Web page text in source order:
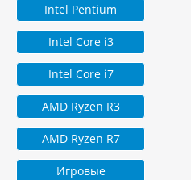
Intel Pentium
Intel Core i3
Intel Core i7
AMD Ryzen R3
AMD Ryzen R7
Игровые